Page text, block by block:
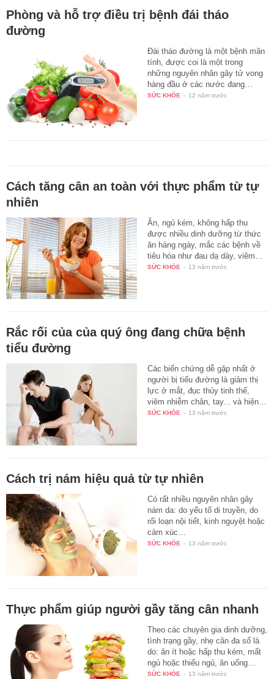
Phòng và hỗ trợ điều trị bệnh đái tháo
đường
Đái tháo đường là một bệnh mãn
tính, được coi là một trong
những nguyên nhân gây tử vong
hàng đầu ở các nước đang…
SỨC KHỎE - 12 năm trước
Cách tăng cân an toàn với thực phẩm từ tự
nhiên
Ăn, ngủ kém, không hấp thu
được nhiều dinh dưỡng từ thức
ăn hàng ngày, mắc các bệnh về
tiêu hóa như đau dạ dày, viêm…
SỨC KHỎE - 13 năm trước
Rắc rối của của quý ông đang chữa bệnh
tiểu đường
Các biến chứng dễ gặp nhất ở
người bị tiểu đường là giảm thị
lực ở mắt, đục thủy tinh thể,
viêm nhiễm chân, tay... và hiện…
SỨC KHỎE - 13 năm trước
Cách trị nám hiệu quả từ tự nhiên
Có rất nhiều nguyên nhân gây
nám da: do yếu tố di truyền, do
rối loạn nội tiết, kinh nguyệt hoặc
cảm xúc…
SỨC KHỎE - 13 năm trước
Thực phẩm giúp người gầy tăng cân nhanh
Theo các chuyên gia dinh dưỡng,
tình trạng gầy, nhẹ cân đa số là
do: ăn ít hoặc hấp thu kém, mất
ngủ hoặc thiếu ngủ, ăn uống…
SỨC KHỎE - 13 năm trước